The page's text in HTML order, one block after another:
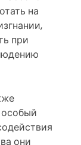
на
при
они